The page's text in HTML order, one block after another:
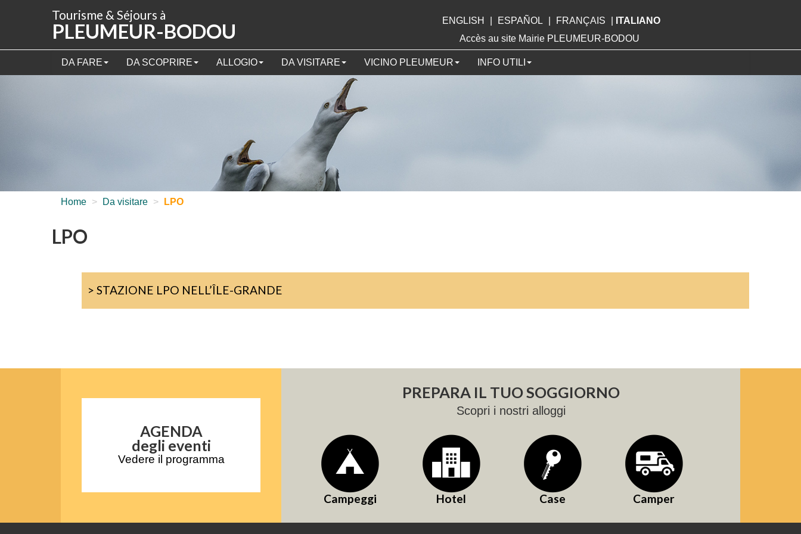
Tourisme & Séjours à
PLEUMEUR-BODOU ENGLISH ESPAÑOL FRANÇAIS
ITALIANO
Accès au site Mairie PLEUMEUR-BODOU
DA FARE DA SCOPRIRE ALLOGIO DA VISITARE VICINO PLEUMEUR INFO UTILI
Home > Da visitare > LPO
LPO
> STAZIONE LPO NELL’ÎLE-GRANDE
AGENDA
degli eventi
Vedere il programma
PREPARA IL TUO SOGGIORNO
Scopri i nostri alloggi
Campeggi Hotel Case Camper